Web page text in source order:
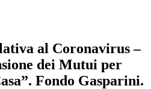
al Coronavirus –
dei Mutui per
Fondo Gasparini.